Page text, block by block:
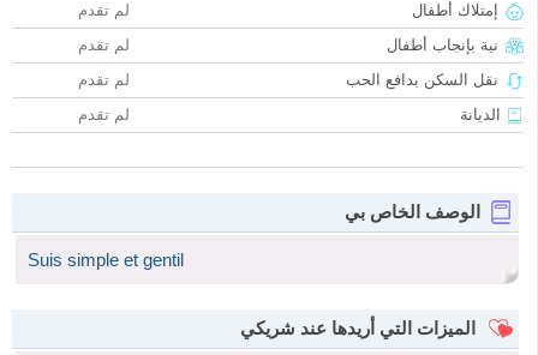
إمتلاك أطفال
لم تقدم
نية بإنجاب أطفال
لم تقدم
نقل السكن بدافع الحب
لم تقدم
الديانة
لم تقدم
الوصف الخاص بي
Suis simple et gentil
الميزات التي أريدها عند شريكي